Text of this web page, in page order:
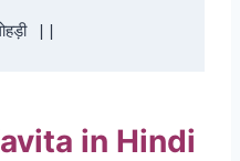
||
in Hindi